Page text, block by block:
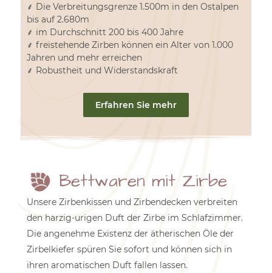
⸙ Die Verbreitungsgrenze 1.500m in den Ostalpen
bis auf 2.680m
⸙ im Durchschnitt 200 bis 400 Jahre
⸙ freistehende Zirben können ein Alter von 1.000
Jahren und mehr erreichen
⸙ Robustheit und Widerstandskraft
Erfahren Sie mehr
Bettwaren mit Zirbe
Unsere Zirbenkissen und Zirbendecken verbreiten
den harzig-urigen Duft der Zirbe im Schlafzimmer.
Die angenehme Existenz der ätherischen Öle der
Zirbelkiefer spüren Sie sofort und können sich in
ihren aromatischen Duft fallen lassen.